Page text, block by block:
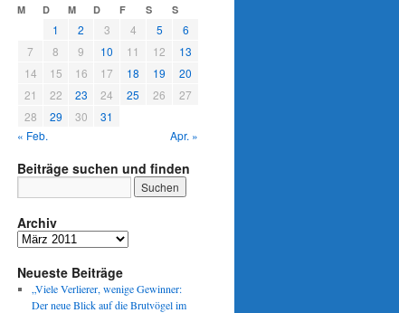
M D M D F S S
1 2 3 4 5
6
7
8 9 10 11 12
13
14
15 16 17 18 19
20
21
22 23 24 25 26
27
28
29 30
31
« Feb.
Apr. »
Beiträge suchen und finden
Archiv
Archiv
Neueste Beiträge
„Viele Verlierer, wenige Gewinner:
Der neue Blick auf die Brutvögel im